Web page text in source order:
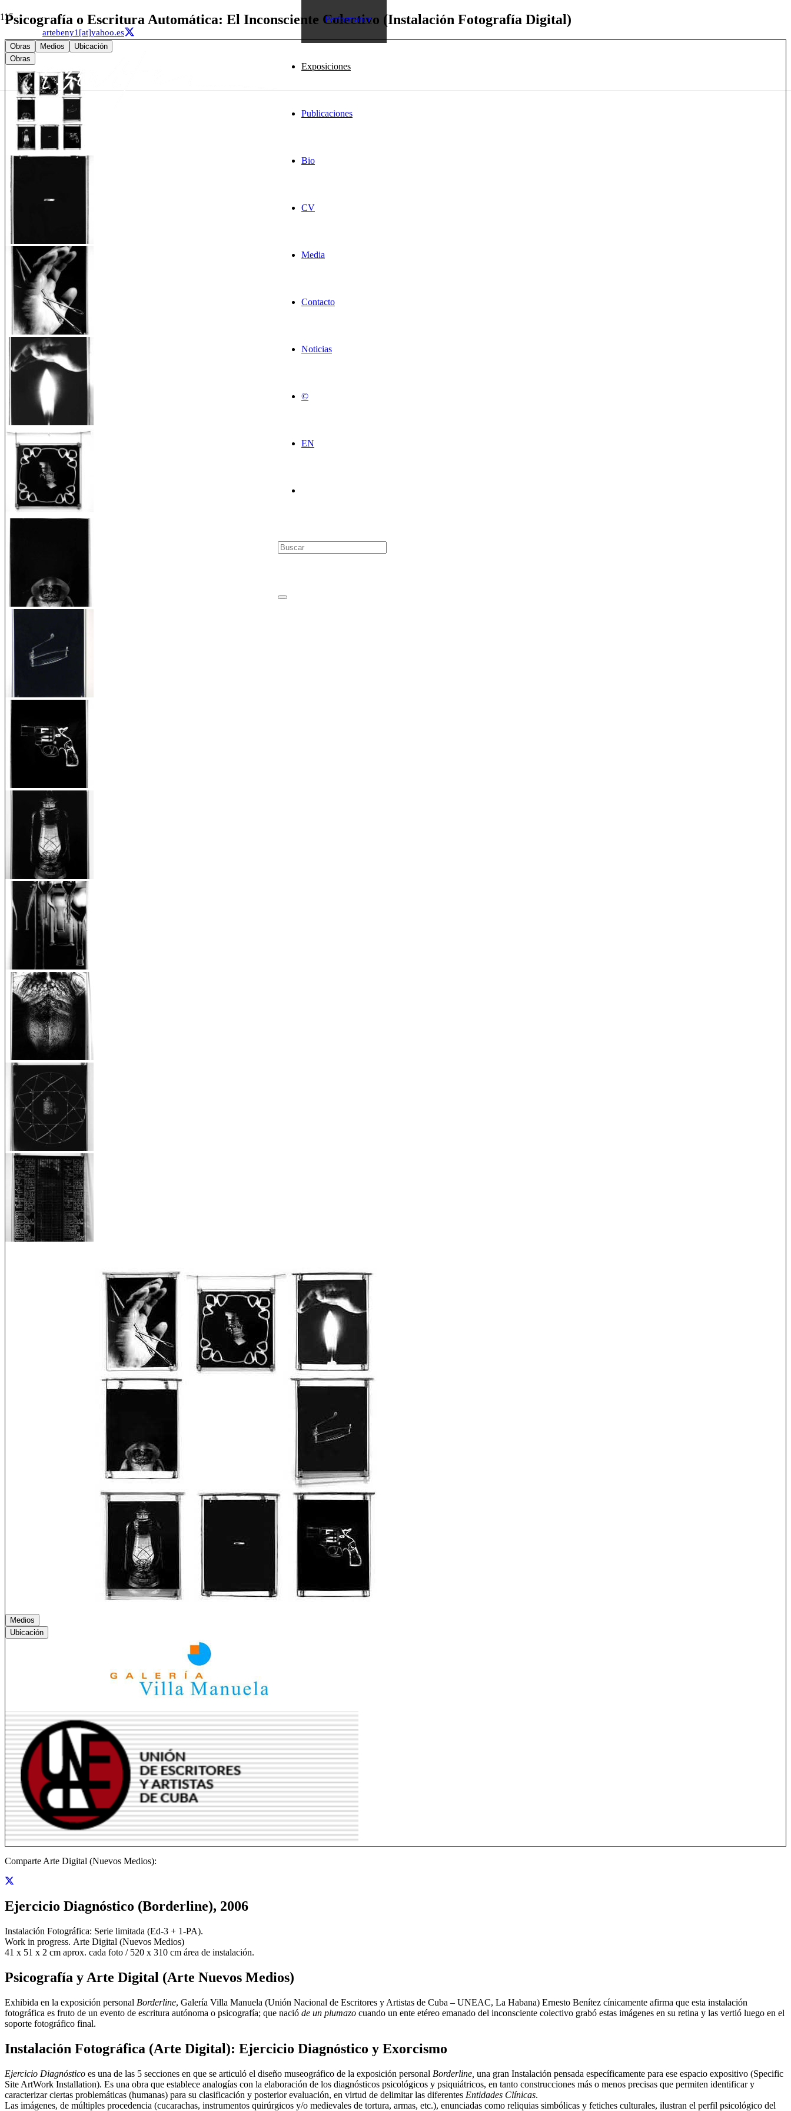
artebeny1[at]yahoo.es
Performance
Exposiciones
Publicaciones
Bio
CV
Media
Contacto
Noticias
©
EN
Psicografía o Escritura Automática: El Inconsciente Colectivo (Instalación Fotografía Digital)
Obras Medios
Ubicación
Obras
Medios
Ubicación
Comparte Arte Digital (Nuevos Medios):
Ejercicio Diagnóstico (Borderline), 2006
Instalación Fotográfica: Serie limitada (Ed-3 + 1-PA).
Work in progress. Arte Digital (Nuevos Medios)
41 x 51 x 2 cm aprox. cada foto / 520 x 310 cm área de instalación.
Psicografía y Arte Digital (Arte Nuevos Medios)
Exhibida en la exposición personal Borderline, Galería Villa Manuela (Unión Nacional de Escritores y Artistas de Cuba – UNEAC, La Habana) Ernesto Benítez cínicamente afirma que esta instalación
fotográfica es fruto de un evento de escritura autónoma o psicografía; que nació de un plumazo cuando un ente etéreo emanado del inconsciente colectivo grabó estas imágenes en su retina y las vertió luego en el
soporte fotográfico final.
Instalación Fotográfica (Arte Digital): Ejercicio Diagnóstico y Exorcismo
Ejercicio Diagnóstico es una de las 5 secciones en que se articuló el diseño museográfico de la exposición personal Borderline, una gran Instalación pensada específicamente para ese espacio expositivo (Specific
Site ArtWork Installation). Es una obra que establece analogías con la elaboración de los diagnósticos psicológicos y psiquiátricos, en tanto construcciones más o menos precisas que permiten identificar y
caracterizar ciertas problemáticas (humanas) para su clasificación y posterior evaluación, en virtud de delimitar las diferentes Entidades Clínicas.
Las imágenes, de múltiples procedencia (cucarachas, instrumentos quirúrgicos y/o medievales de tortura, armas, etc.), enunciadas como reliquias simbólicas y fetiches culturales, ilustran el perfil psicológico del